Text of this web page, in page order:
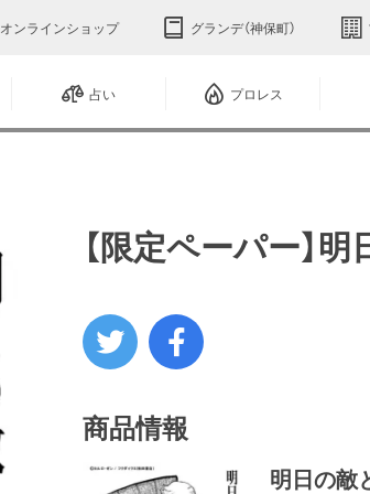
オンラインショップ グランデ（神保町）
占い プロレス
【限定ペーパー】
商品情報
明日の